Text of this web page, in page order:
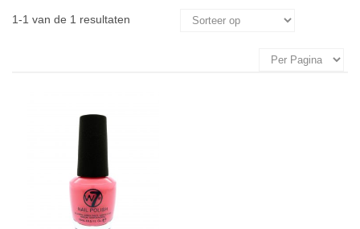
1-1 van de 1 resultaten